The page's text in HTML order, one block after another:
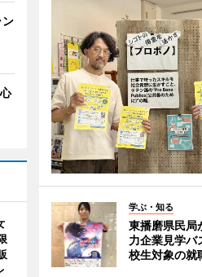
学ぶ・知る
東播磨県民局
力企業見学
校生対象の就